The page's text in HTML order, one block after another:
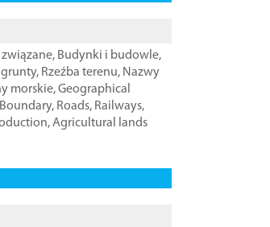
, Budynki i budowle,
grunty, Rzeźba terenu, Nazwy
morskie,Geographical
Boundary, Roads, Railways,
,Agricultural lands